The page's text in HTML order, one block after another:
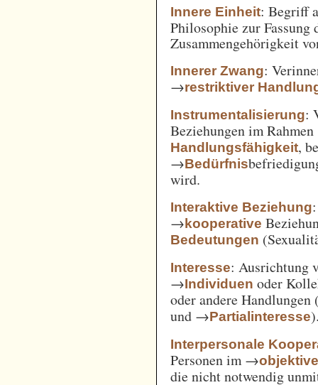
Innere Einheit: Begriff
Philosophie zur
Zusammengehörigkeit
Innerer Zwang:
→restriktiver
Instrumentalisierung:
Beziehungen im
Handlungsfähigkeit,
→Bedürfnis
wird.
Interaktive Beziehung
→kooperative
Bedeutungen
Interesse: Ausrichtung
→Individuen oder
oder andere
und →Partialinteresse
Interpersonale
Personen im →
die nicht notwendig